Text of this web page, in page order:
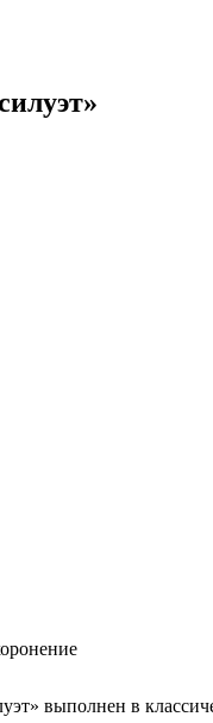
выполнен в